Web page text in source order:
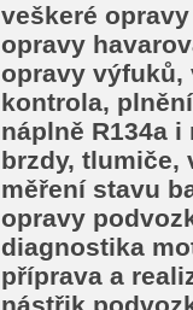
veškeré
opravy
opravy výfuků,
kontrola,
náplně R134a i
brzdy, tlumiče,
měření stavu
opravy
diagnostika
příprava a